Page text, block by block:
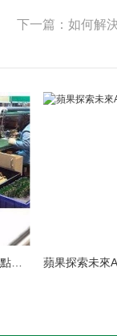
下一篇：如何解
LED模組維修（xiū）焊接中注（zhù）意點（diǎn）（建議收藏）